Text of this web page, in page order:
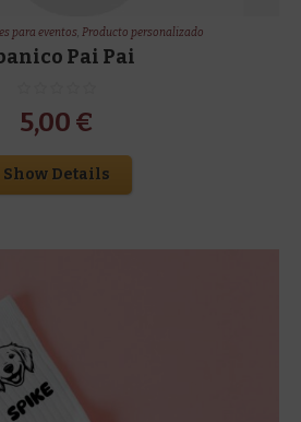
para eventos,Producto personalizado
Pai Pai
5,00 €
Show Details